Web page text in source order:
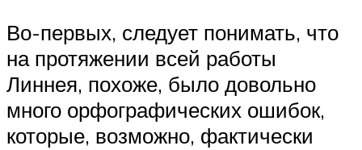
Во-первых, следует понимать, что
на протяжении всей работы
Линнея, похоже, было довольно
много орфографических ошибок,
которые, возможно, фактически